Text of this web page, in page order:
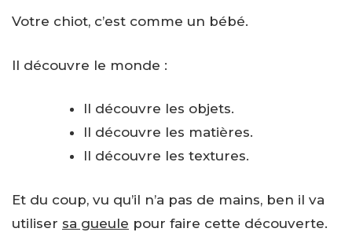
Votre chiot, c’est comme un bébé.
Il découvre le monde :
Il découvre les objets.
Il découvre les matières.
Il découvre les textures.
Et du coup, vu qu’il n’a pas de mains, ben il va
utiliser sa gueule pour faire cette découverte.